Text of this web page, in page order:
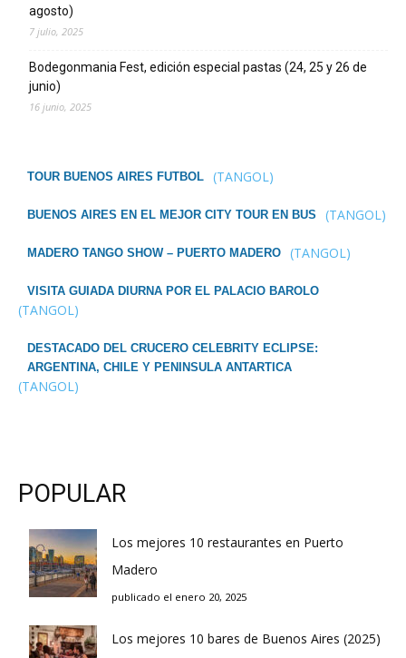
agosto)
7 julio, 2025
Bodegonmania Fest, edición especial pastas (24, 25 y 26 de
junio)
16 junio, 2025
TOUR BUENOS AIRES FUTBOL (TANGOL)
BUENOS AIRES EN EL MEJOR CITY TOUR EN BUS (TANGOL)
MADERO TANGO SHOW – PUERTO MADERO (TANGOL)
VISITA GUIADA DIURNA POR EL PALACIO BAROLO
(TANGOL)
DESTACADO DEL CRUCERO CELEBRITY ECLIPSE:
ARGENTINA, CHILE Y PENINSULA ANTARTICA
(TANGOL)
POPULAR
Los mejores 10 restaurantes en Puerto
Madero
publicado el enero 20, 2025
Los mejores 10 bares de Buenos Aires (2025)